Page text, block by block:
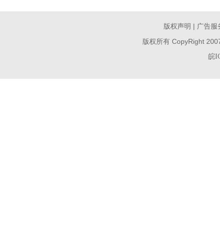
版权声明 | 广告服
版权所有 CopyRight
皖